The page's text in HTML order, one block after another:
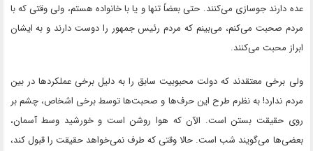
عده دارند جوسازی می‌کنند. حتی بعضاً تنها و یا با خانواده هستم، ولی وقتی که با
مردم صحبت می‌کنم، می‌بینم که مردم رئیس جمهور را دوست دارند و به ایشان
ابراز محبت می‌کنند.
ولی برخی معتقدند که دولت محبوبیت سابق را به دلیل برخی عملکردها در بین
مردم ندارد! به نظرم طرح این حرف‌ها و صحبت‌ها توسط برخی اشخاص، چشم بر
روی حقیقت بستن است. الآن که هوا روشن است و خورشید وسط آسمان،
بعضی‌ها می‌گویند شب است. حالا وقتی که طرف نمی‌خواهد حقیقت را قبول کند،